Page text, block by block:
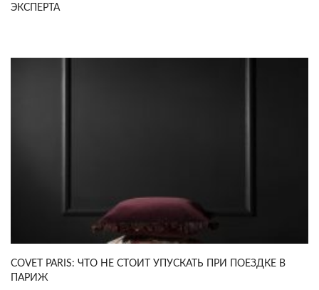
ЭКСПЕРТА
COVET PARIS: ЧТО НЕ СТОИТ УПУСКАТЬ ПРИ ПОЕЗДКЕ В
ПАРИЖ